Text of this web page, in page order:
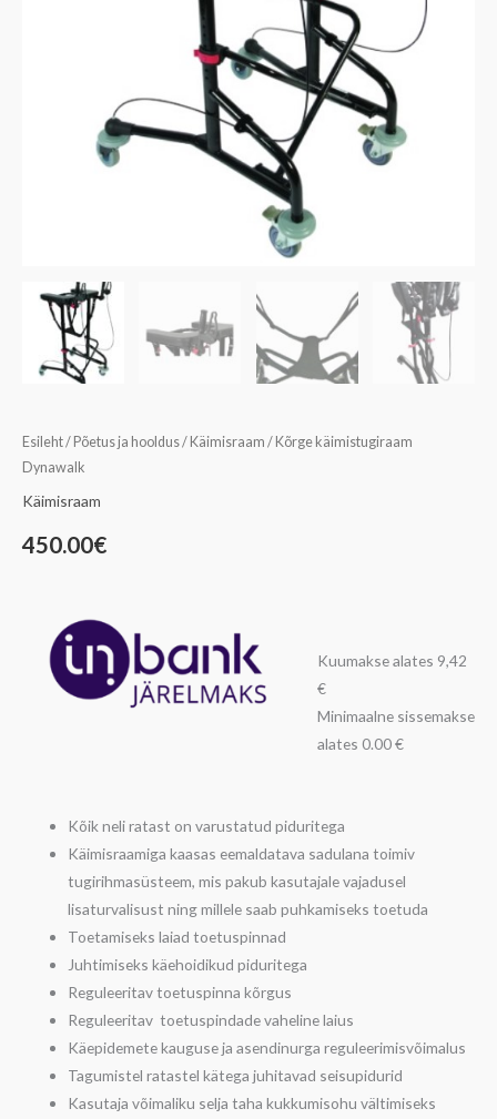
Esileht/ Põetus ja hooldus/ Käimisraam / Kõrge käimistugiraam
Dynawalk
Käimisraam
450.00€
Kuumakse alates 9,42
€
Minimaalne sissemakse
alates 0.00 €
Kõik neli ratast on varustatud piduritega
Käimisraamiga kaasas eemaldatava sadulana toimiv
tugirihmasüsteem, mis pakub kasutajale vajadusel
lisaturvalisust ning millele saab puhkamiseks toetuda
Toetamiseks laiad toetuspinnad
Juhtimiseks käehoidikud piduritega
Reguleeritav toetuspinna kõrgus
Reguleeritav toetuspindade vaheline laius
Käepidemete kauguse ja asendinurga reguleerimisvõimalus
Tagumistel ratastel kätega juhitavad seisupidurid
Kasutaja võimaliku selja taha kukkumisohu vältimiseks